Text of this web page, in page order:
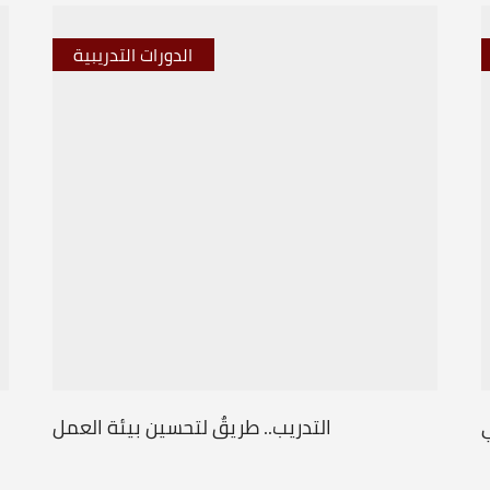
الدورات التدريبية
التدريب.. طريقٌ لتحسين بيئة العمل